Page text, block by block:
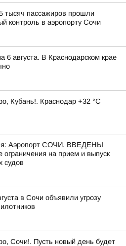
тысяч пассажиров прошли
контроль в аэропорту Сочи
6 августа. В Краснодарском крае
Кубань!. Краснодар +32 °С
Аэропорт СОЧИ. ВВЕДЕНЫ
ограничения на прием и выпуск
судов
в Сочи объявили угрозу
Сочи!. Пусть новый день будет